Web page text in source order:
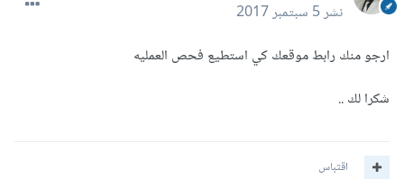
نشر5 سبتمبر 2017
ارجو منك رابط موقعك كي استطيع فحص العمليه
شكرا لك ..
اقتباس